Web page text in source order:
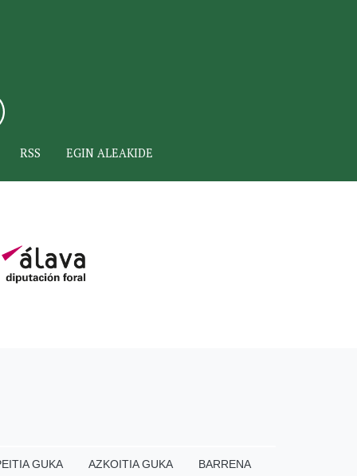
RSS EGIN ALEAKIDE
GUKA AZKOITIA GUKA BARRENA